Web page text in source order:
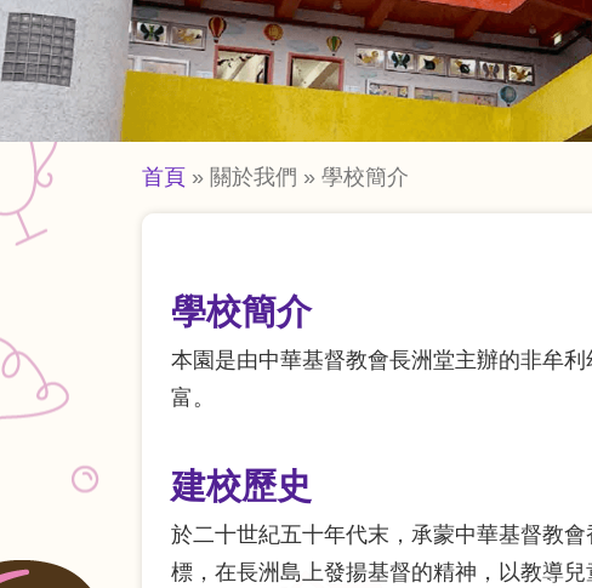
導
航
結
首頁 關於我們 學校簡介
學校簡介
本園是由中華基督教會長洲堂主辦的非牟
富。
建校歷史
於二十世紀五十年代末，承蒙中華基督教
標，在長洲島上發揚基督的精神，以教導